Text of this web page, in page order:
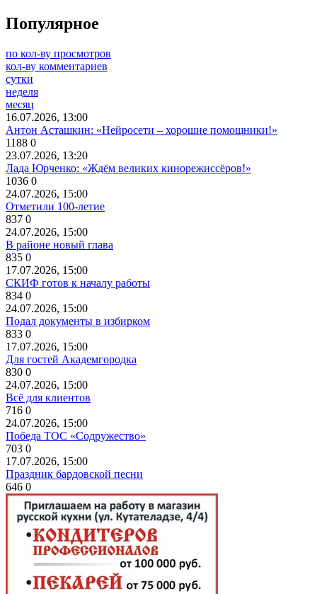
Популярное
по кол-ву просмотров
кол-ву комментариев
сутки
неделя
месяц
16.07.2026, 13:00
Антон Асташкин: «Нейросети – хорошие помощники!»
1188 0
23.07.2026, 13:20
Лада Юрченко: «Ждём великих кинорежиссёров!»
1036 0
24.07.2026, 15:00
Отметили 100-летие
837 0
24.07.2026, 15:00
В районе новый глава
835 0
17.07.2026, 15:00
СКИФ готов к началу работы
834 0
24.07.2026, 15:00
Подал документы в избирком
833 0
17.07.2026, 15:00
Для гостей Академгородка
830 0
24.07.2026, 15:00
Всё для клиентов
716 0
24.07.2026, 15:00
Победа ТОС «Содружество»
703 0
17.07.2026, 15:00
Праздник бардовской песни
646 0